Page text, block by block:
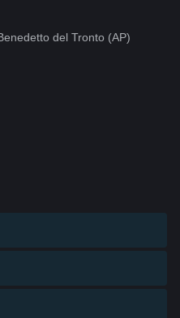
del Tronto (AP)